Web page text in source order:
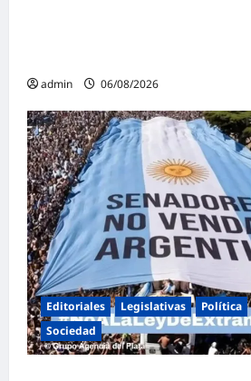
admin 06/08/2026
Editoriales Legislativas Política
Sociedad